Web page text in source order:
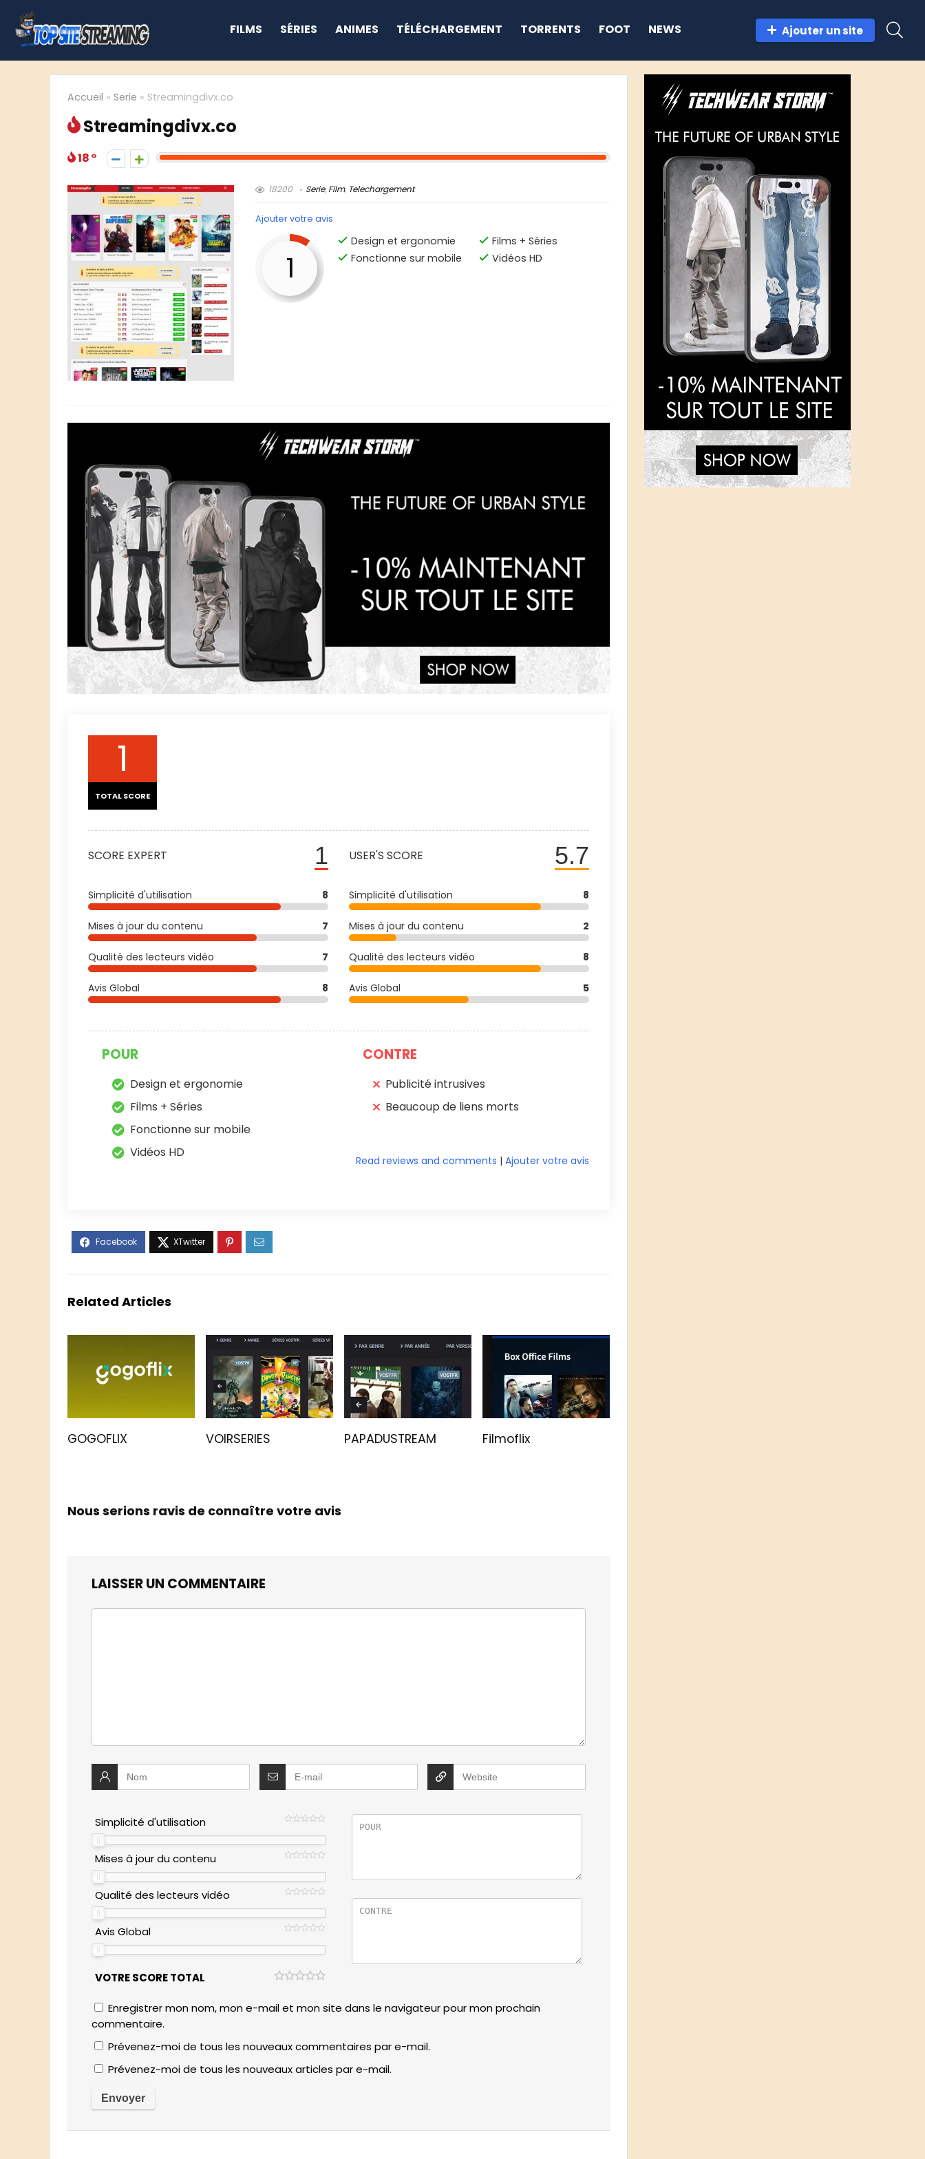
FILMS SÉRIES ANIMES TÉLÉCHARGEMENT TORRENTS FOOT NEWS Ajouter un site
Accueil » Serie » Streamingdivx.co
Streamingdivx.co
18
18200 Serie, Film, Telechargement
Ajouter votre avis
1
Design et ergonomie
Films + Séries
Fonctionne sur mobile
Vidéos HD
1
TOTAL SCORE
1
SCORE EXPERT
Simplicité d'utilisation 8
Mises à jour du contenu 7
Qualité des lecteurs vidéo 7
Avis Global 8
5.7
USER'S SCORE
Simplicité d'utilisation 8
Mises à jour du contenu 2
Qualité des lecteurs vidéo 8
Avis Global 5
POUR
Design et ergonomie
Films + Séries
Fonctionne sur mobile
Vidéos HD
CONTRE
Publicité intrusives
Beaucoup de liens morts
Ajouter votre avis
|
Read reviews and comments
Related Articles
GOGOFLIX VOIRSERIES PAPADUSTREAM Filmoflix
Nous serions ravis de connaître votre avis
LAISSER UN COMMENTAIRE
Simplicité d'utilisation
Mises à jour du contenu
Qualité des lecteurs vidéo
Avis Global
VOTRE SCORE TOTAL
Enregistrer mon nom, mon e-mail et mon site dans le navigateur pour mon prochain
commentaire.
Prévenez-moi de tous les nouveaux commentaires par e-mail.
Prévenez-moi de tous les nouveaux articles par e-mail.